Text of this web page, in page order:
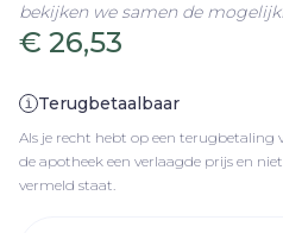
€ 26,53
Terugbetaalbaar
Als je recht hebt op een terugbetaling
de apotheek een verlaagde prijs en
vermeld staat.
bekijken we samen de